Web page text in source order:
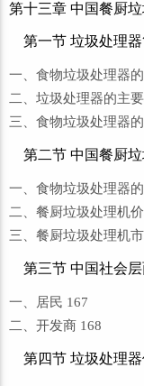
第十三章 中国餐厨
第一节 垃圾处理器
一、食物垃圾处理器
二、垃圾处理器的主
三、食物垃圾处理器
第二节 中国餐厨
一、食物垃圾处理器
二、餐厨垃圾处理机
三、餐厨垃圾处理机
第三节 中国社会
一、居民 167
二、开发商 168
第四节 垃圾处理